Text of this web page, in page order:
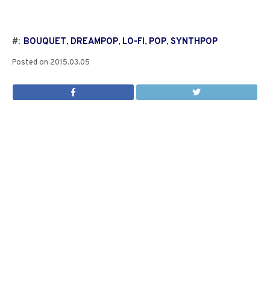
#: BOUQUET, DREAMPOP, LO-FI, POP, SYNTHPOP
Posted on 2015.03.05